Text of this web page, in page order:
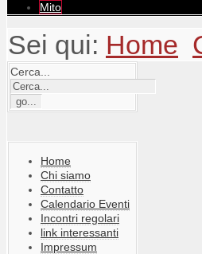
Mito
Sei qui: Home
Cerca...
Home
Chi siamo
Contatto
Calendario Eventi
Incontri regolari
link interessanti
Impressum